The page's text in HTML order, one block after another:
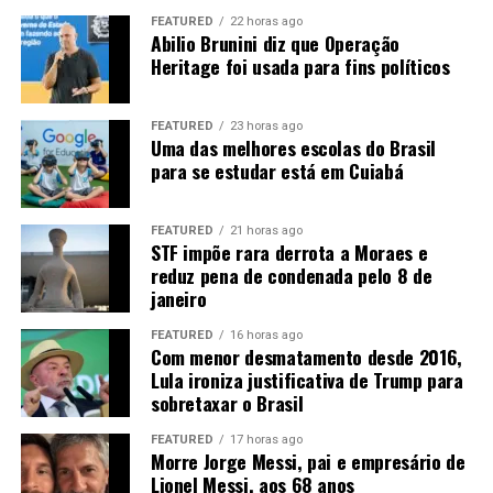
MEYER, M. C. et al. AVALIAÇÃO DA ASSOCIAÇÃO DE
FUNGICIDAS QUÍMICOS E BIOLÓGICOS NO CONTROLE
DE DOENÇAS FOLIARES DA SOJA, SAFRA 2024/2025:
RESULTADOS SUMARIZADOS DA REDE DE
EXPERIMENTOS COOPERATIVOS. Embrapa, Circular
Técnica, n. 217, 2025. Disponível em: <
https://www.infoteca.cnptia.embrapa.br/infoteca/
Tec-217.pdf >, acesso em: 28/07/2025.
Foto de capa: Maurício Stefanelo – Ceres Consultoria
mês de agosto, não se descarta novas baixas em Chicago.
Diante disso, o que favorecerá o mercado será a
manutenção das compras chinesas, o que ainda não é
uma certeza, apesar dos sinais positivos dos últimos
dias.
Fonte:Informativo CEEMA UNIJUÍ, do prof. Dr.
Argemiro Luís Brum¹
1–Professor Titular do PPGDR da UNIJUÍ, doutor em
Economia Internacional pela EHESS de Paris-França,
coordenador, pesquisador e analista de mercado da
CEEMA (FIDENE/UNIJUÍ).
FEATURED 22 horas ago
Abilio Brunini diz que Operação
Heritage foi usada para fins políticos
FEATURED 23 horas ago
Uma das melhores escolas do Brasil
para se estudar está em Cuiabá
FEATURED 21 horas ago
STF impõe rara derrota a Moraes e
reduz pena de condenada pelo 8 de
janeiro
FEATURED 16 horas ago
Com menor desmatamento desde 2016,
Lula ironiza justificativa de Trump para
sobretaxar o Brasil
FEATURED 17 horas ago
Morre Jorge Messi, pai e empresário de
Lionel Messi, aos 68 anos